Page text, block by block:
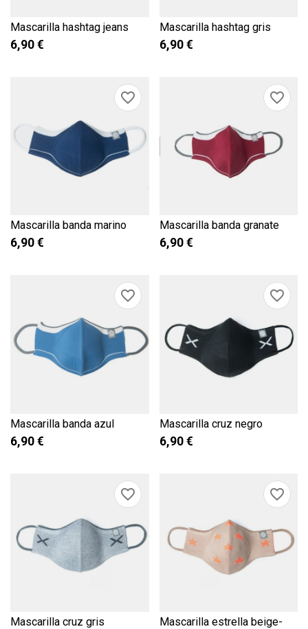
Mascarilla hashtag jeans
6,90 €
Mascarilla hashtag gris
6,90 €
Mascarilla banda marino
6,90 €
favorite_border
Mascarilla banda granate
6,90 €
favorite_border
Mascarilla banda azul
6,90 €
favorite_border
Mascarilla cruz negro
6,90 €
favorite_border
Mascarilla cruz gris
favorite_border
Mascarilla estrella beige-
favorite_border